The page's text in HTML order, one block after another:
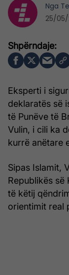
Eksperti i
deklaratës së
të Punëve të
Vulin, i cili ka
kurrë anëtare
Sipas Islamit,
Republikës së
të këtij
orientimit real
Nga
25/